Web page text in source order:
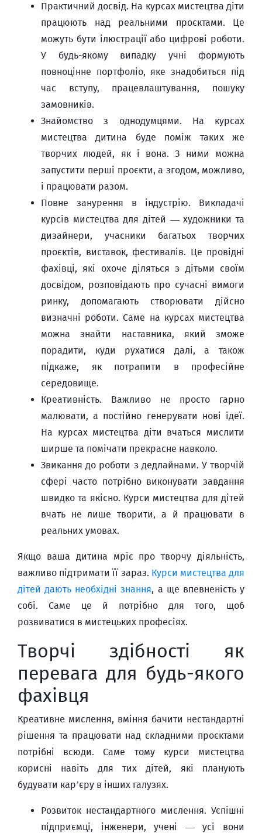
Практичний досвід. На курсах мистецтва діти
працюють над реальними проєктами. Це
можуть бути ілюстрації або цифрові роботи.
У будь-якому випадку учні формують
повноцінне портфоліо, яке знадобиться під
час вступу, працевлаштування, пошуку
замовників.
Знайомство з однодумцями. На курсах
мистецтва дитина буде поміж таких же
творчих людей, як і вона. З ними можна
запустити перші проєкти, а згодом, можливо,
і працювати разом.
Повне занурення в індустрію. Викладачі
курсів мистецтва для дітей — художники та
дизайнери, учасники багатьох творчих
проєктів, виставок, фестивалів. Це провідні
фахівці, які охоче діляться з дітьми своїм
досвідом, розповідають про сучасні вимоги
ринку, допомагають створювати дійсно
визначні роботи. Саме на курсах мистецтва
можна знайти наставника, який зможе
порадити, куди рухатися далі, а також
підкаже, як потрапити в професійне
середовище.
Креативність. Важливо не просто гарно
малювати, а постійно генерувати нові ідеї.
На курсах мистецтва діти вчаться мислити
ширше та помічати прекрасне навколо.
Звикання до роботи з дедлайнами. У творчій
сфері часто потрібно виконувати завдання
швидко та якісно. Курси мистецтва для дітей
вчать не лише творити, а й працювати в
реальних умовах.
Якщо ваша дитина мріє про творчу діяльність,
важливо підтримати її зараз. Курси мистецтва для
дітей дають необхідні знання, а ще впевненість у
собі. Саме це й потрібно для того, щоб
розвиватися в мистецьких професіях.
Творчі здібності як
перевага для будь-якого
фахівця
Креативне мислення, вміння бачити нестандартні
рішення та працювати над складними проєктами
потрібні всюди. Саме тому курси мистецтва
корисні навіть для тих дітей, які планують
будувати кар’єру в інших галузях.
Розвиток нестандартного мислення. Успішні
підприємці, інженери, учені — усі вони